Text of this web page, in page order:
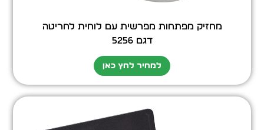
מחזיק מפתחות מפרשית עם לוחית לחריטה
דגם 5256
למחיר לחץ כאן